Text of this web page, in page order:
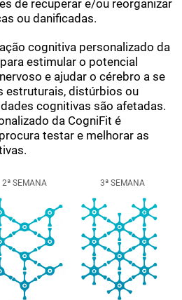
de novas sinapses e
de recuperar e/ou reorganizar
cognitiva personalizado da
estimular o potencial
e ajudar o cérebro a se
estruturais, distúrbios ou
cognitivas são afetadas.
da CogniFit é
testar e melhorar as
3ª SEMANA